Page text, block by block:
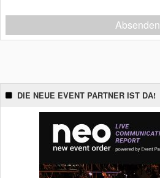
Absenden
DIE NEUE EVENT PARTNER IST DA!